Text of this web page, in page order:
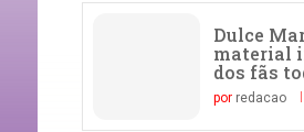
Dulce
material
dos fãs
por redacao